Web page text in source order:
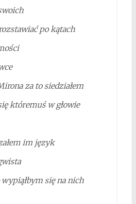
po kątach
za to siedziałem
któremuś w głowie
im język
się na nich